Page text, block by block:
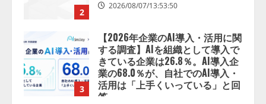
2
2026/08/07/13:53:50
3
【2026年企業のAI導入・活用に関
する調査】AIを組織として導入で
きている企業は26.8％。AI導入企
業の68.0％が、自社でのAI導入・
活用は「上手くいっている」と回
答